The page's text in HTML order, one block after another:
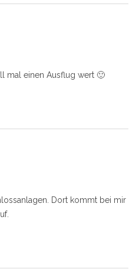
mal einen Ausflug wert 🙂
Dort kommt bei mir